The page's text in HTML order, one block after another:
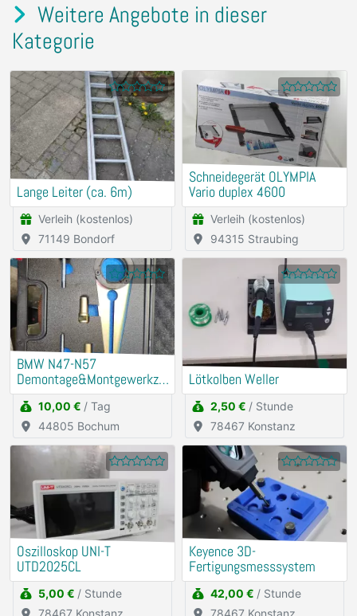
Weitere Angebote in dieser
Kategorie
Lange Leiter (ca. 6m)
Verleih (kostenlos)
71149 Bondorf
Schneidegerät OLYMPIA
Vario duplex 4600
Verleih (kostenlos)
94315 Straubing
BMW N47-N57
Demontage&Montgewerkze
ug Riemenscheibe
Schwigungsdämfper
10,00 € / Tag
44805 Bochum
Lötkolben Weller
2,50 € / Stunde
78467 Konstanz
Oszilloskop UNI-T
UTD2025CL
5,00 € / Stunde
Keyence 3D-
Fertigungsmesssystem
42,00 € / Stunde